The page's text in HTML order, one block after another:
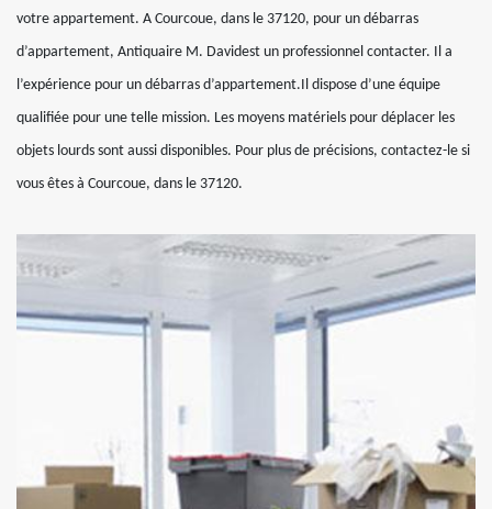
votre appartement. A Courcoue, dans le 37120, pour un débarras
d’appartement, Antiquaire M. Davidest un professionnel contacter. Il a
l’expérience pour un débarras d’appartement.Il dispose d’une équipe
qualifiée pour une telle mission. Les moyens matériels pour déplacer les
objets lourds sont aussi disponibles. Pour plus de précisions, contactez-le si
vous êtes à Courcoue, dans le 37120.